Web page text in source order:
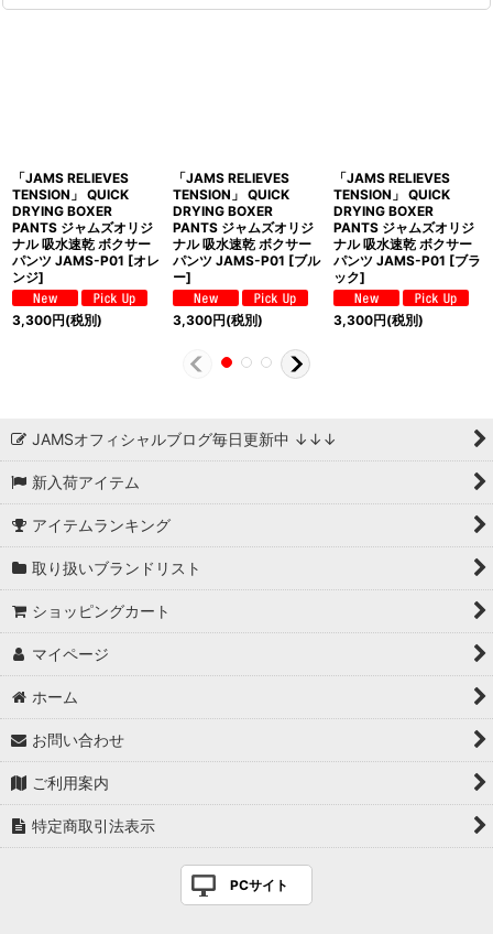
「JAMS RELIEVES
TENSION」 QUICK
DRYING BOXER
PANTS ジャムズオリジ
ナル 吸水速乾 ボクサー
パンツ JAMS-P01 [オレ
ンジ]
3,300円(税別)
「JAMS RELIEVES
TENSION」 QUICK
DRYING BOXER
PANTS ジャムズオリジ
ナル 吸水速乾 ボクサー
パンツ JAMS-P01 [ブル
ー]
3,300円(税別)
「JAMS RELIEVES
TENSION」 QUICK
DRYING BOXER
PANTS ジャムズオリジ
ナル 吸水速乾 ボクサー
パンツ JAMS-P01 [ブラ
ック]
3,300円(税別)
JAMSオフィシャルブログ毎日更新中 ↓↓↓
新入荷アイテム
アイテムランキング
取り扱いブランドリスト
ショッピングカート
マイページ
ホーム
お問い合わせ
ご利用案内
特定商取引法表示
PCサイト